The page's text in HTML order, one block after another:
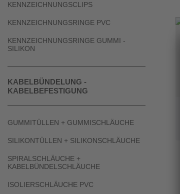
KENNZEICHNUNGSCLIPS
KENNZEICHNUNGSRINGE PVC
KENNZEICHNUNGSRINGE GUMMI -
SILIKON
KABELBÜNDELUNG -
KABELBEFESTIGUNG
GUMMITÜLLEN + GUMMISCHLÄUCHE
SILIKONTÜLLEN + SILIKONSCHLÄUCHE
SPIRALSCHLÄUCHE +
KABELBÜNDELSCHLÄUCHE
ISOLIERSCHLÄUCHE PVC